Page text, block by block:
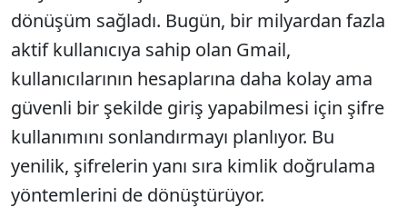
dönüşüm sağladı. Bugün, bir milyardan fazla
aktif kullanıcıya sahip olan Gmail,
kullanıcılarının hesaplarına daha kolay ama
güvenli bir şekilde giriş yapabilmesi için şifre
kullanımını sonlandırmayı planlıyor. Bu
yenilik, şifrelerin yanı sıra kimlik doğrulama
yöntemlerini de dönüştürüyor.